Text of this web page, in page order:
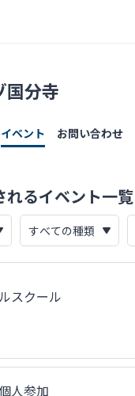
国分寺
イベント お問い合わせ
れるイベント一覧
スクール
人参加